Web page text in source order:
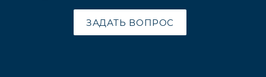
ЗАДАТЬ ВОПРОС